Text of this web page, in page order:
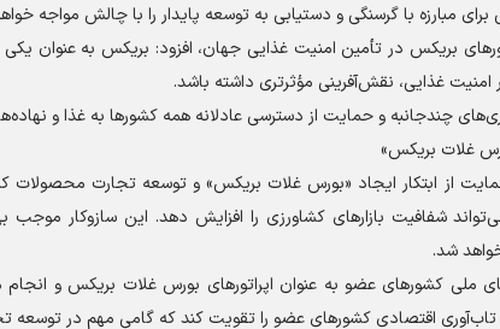
مبارزه با گرسنگی و دستیابی به توسعه پایدار را با چالش مواجه
بریکس در تأمین امنیت غذایی جهان، افزود: بریکس به عنوان یکی
غذایی، نقش‌آفرینی مؤثرتری داشته باشد.
چندجانبه و حمایت از دسترسی عادلانه همه کشور‌ها به غذا و
غلات بریکس»
از ابتکار ایجاد «بورس غلات بریکس» و توسعه تجارت محصولات
شفافیت بازار‌های کشاورزی را افزایش دهد. این سازوکار
شد.
ملی کشور‌های عضو به عنوان اپراتور‌های بورس غلات بریکس و انجام
تاب‌آوری اقتصادی کشور‌های عضو را تقویت کند که گامی مهم در